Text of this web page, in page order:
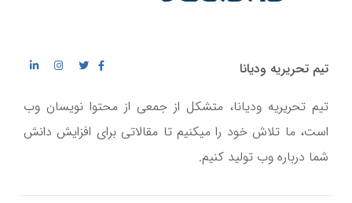
تیم تحریریه ودیانا
تیم تحریریه ودیانا، متشکل از جمعی از محتوا نویسان وب
است، ما تلاش خود را میکنیم تا مقالاتی برای افزایش دانش
شما درباره وب تولید کنیم.